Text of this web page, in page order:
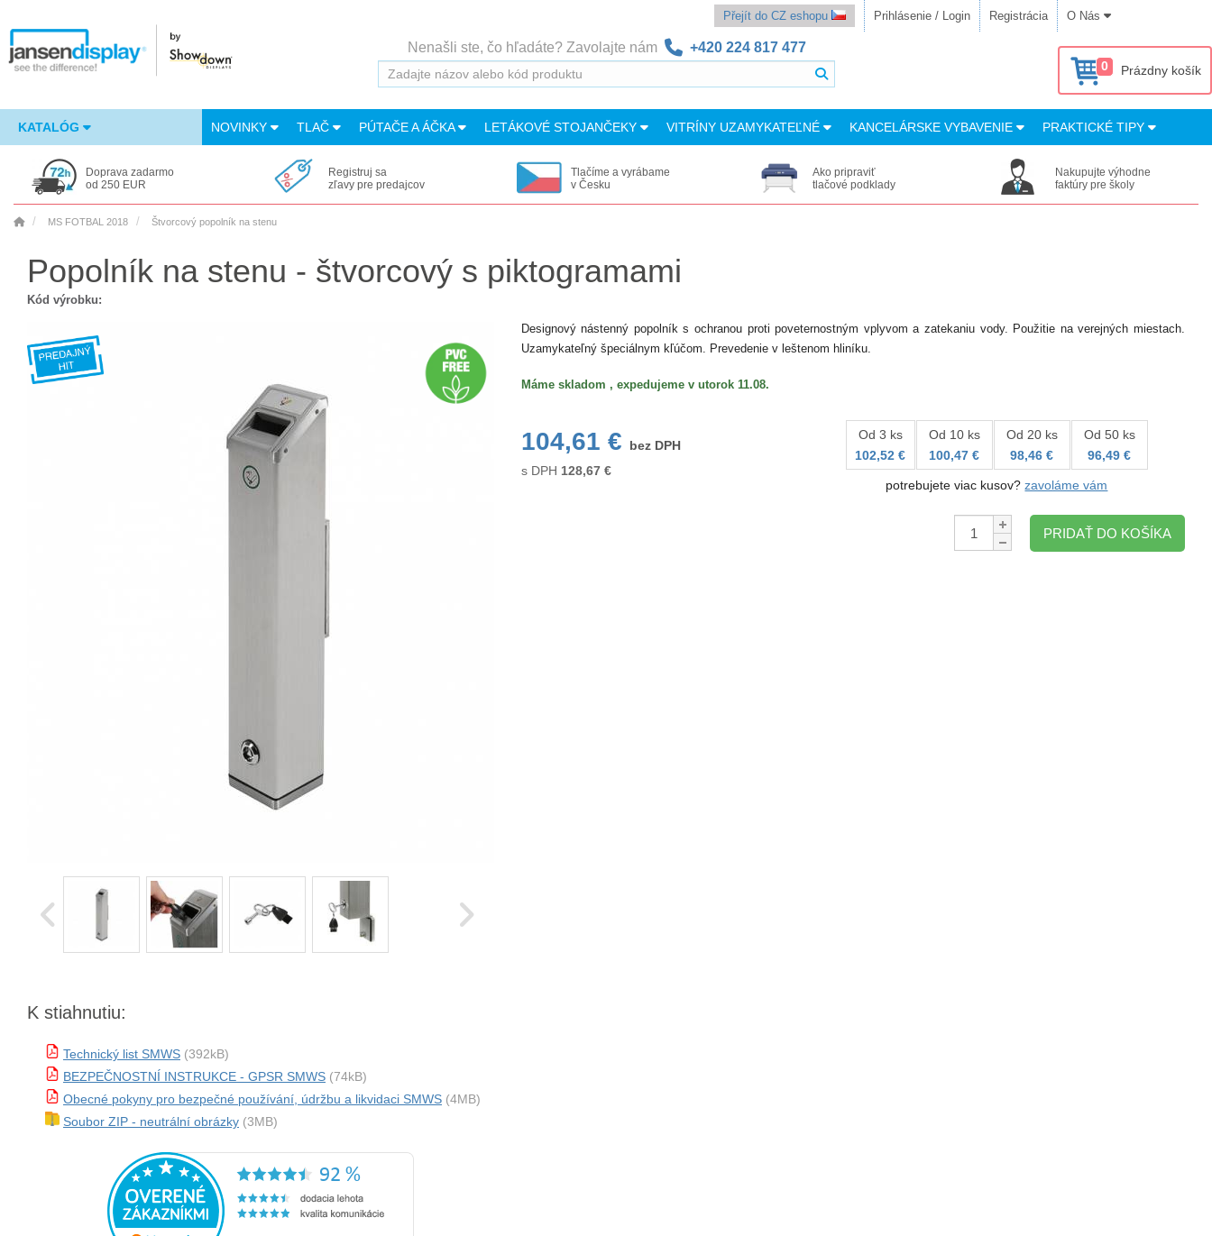
Přejít do CZ eshopu Prihlásenie / Login Registrácia O Nás
Nenašli ste, čo hľadáte? Zavolajte nám +420 224 817 477
0 Prázdny košík
KATALÓG NOVINKY TLAČ PÚTAČE A ÁČKA LETÁKOVÉ STOJANČEKY VITRÍNY UZAMYKATEĽNÉ KANCELÁRSKE VYBAVENIE PRAKTICKÉ TIPY
Doprava zadarmo
od 250 EUR
Registruj sa
zľavy pre predajcov
Tlačíme a vyrábame
v Česku
Ako pripraviť
tlačové podklady
Nakupujte výhodne
faktúry pre školy
MS FOTBAL 2018 Štvorcový popolník na stenu
Popolník na stenu - štvorcový s piktogramami
Kód výrobku:
K stiahnutiu:
Technický list SMWS (392kB)
BEZPEČNOSTNÍ INSTRUKCE - GPSR SMWS (74kB)
Obecné pokyny pro bezpečné používání, údržbu a likvidaci SMWS (4MB)
Soubor ZIP - neutrální obrázky (3MB)
Designový nástenný popolník s ochranou proti poveternostným vplyvom a zatekaniu vody. Použitie na verejných miestach.
Uzamykateľný špeciálnym kľúčom. Prevedenie v leštenom hliníku.
Máme skladom , expedujeme v utorok 11.08.
104,61 €
bez DPH
s DPH 128,67€
Od 3 ks
102,52 €
Od 10 ks
100,47 €
Od 20 ks
98,46 €
Od 50 ks
96,49 €
potrebujete viac kusov?zavoláme vám
Množstvo:
PRIDAŤ DO KOŠÍKA